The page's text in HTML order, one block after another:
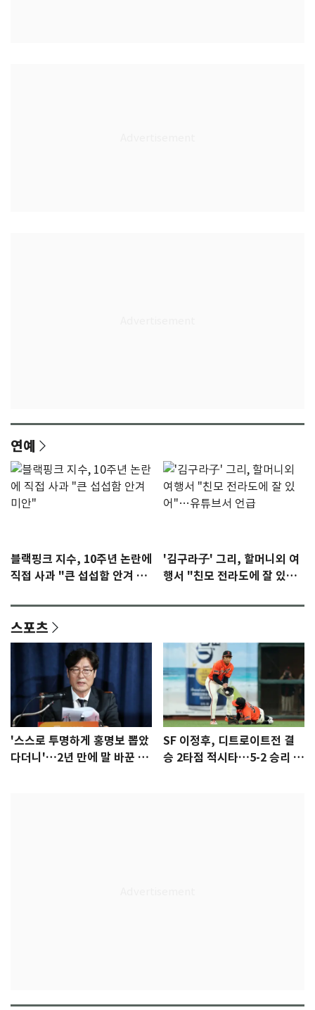
연예
블랙핑크 지수, 10주년 논란에
직접 사과 "큰 섭섭함 안겨 미
'김구라子' 그리, 할머니외 여
행서 "친모 전라도에 잘 있
스포츠
'스스로 투명하게 홍명보 뽑았
다더니'…2년 만에 말 바꾼 이
SF 이정후, 디트로이트전 결
승 2타점 적시타…5-2 승리 견